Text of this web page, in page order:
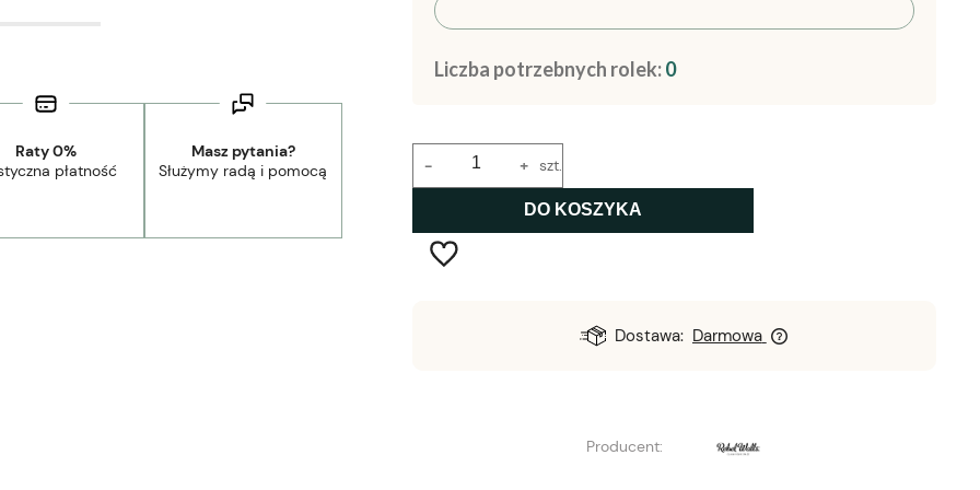
Raty 0%
płatność
Masz pytania?
Służymy radą i pomocą
Liczba potrzebnych rolek:0
+
- szt.
DO KOSZYKA
Dostawa: Darmowa
Producent: